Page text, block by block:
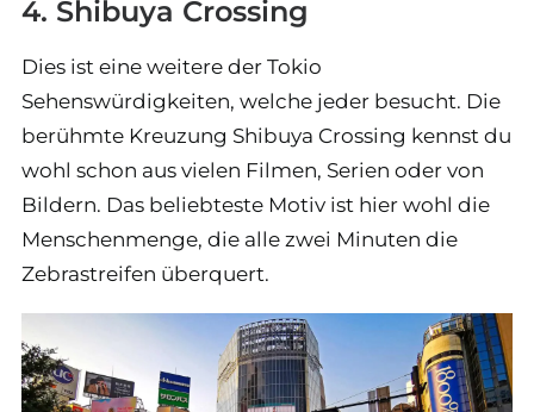
4. Shibuya Crossing
Dies ist eine weitere der Tokio
Sehenswürdigkeiten, welche jeder besucht. Die
berühmte Kreuzung Shibuya Crossing kennst du
wohl schon aus vielen Filmen, Serien oder von
Bildern. Das beliebteste Motiv ist hier wohl die
Menschenmenge, die alle zwei Minuten die
Zebrastreifen überquert.